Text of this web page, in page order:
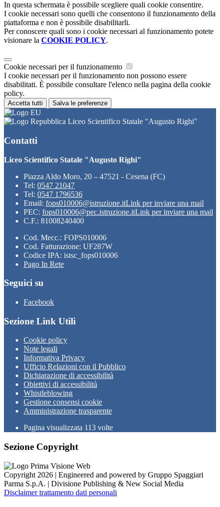
In questa schermata è possibile scegliere quali cookie consentire.
I cookie necessari sono quelli che consentono il funzionamento della
piattaforma e non è possibile disabilitarli.
Per conoscere quali sono i cookie necessari al funzionamento potete
visionare la COOKIE POLICY.
Cookie necessari per il funzionamento
I cookie necessari per il funzionamento non possono essere
disabilitati. È possibile consultare l'elenco nella pagina della cookie
policy.
Accetta tutti Salva le preferenze
Liceo Scientifico Statale "Augusto Righi"
Contatti
Liceo Scientifico Statale "Augusto Righi"
Piazza Aldo Moro, 20 – 47521 - Cesena (FC)
Tel: 0547 21047
Tel: 0547 1796536
Email: fops010006@istruzione.itLink per inviare una mail
PEC: fops010006@pec.istruzione.itLink per inviare una mail
C.F.: 81008240400
Cod. Mecc.: FOPS010006
Cod. Fatturazione: UF287W
Codice IPA: istsc_fops010006
Pago In Rete
Seguici su
Facebook
Sezione Link Utili
Cookie policy
Note legali
Informativa Privacy
Ufficio Relazioni con il Pubblico
Dichiarazione di accessibilità
Obiettivi di accessibilità
Whistleblowing
Gestione consensi cookie
Amministrazione trasparente
Pagina visualizzata 113 volte
Sezione Copyright
Copyright 2026 | Engineered and powered by Gruppo Spaggiari
Parma S.p.A. | Divisione Publishing & New Social Media
Disclaimer trattamento dati personali